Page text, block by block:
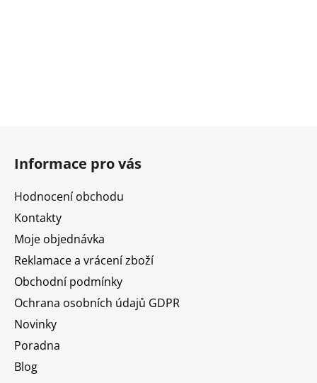
Informace pro vás
Hodnocení obchodu
Kontakty
Moje objednávka
Reklamace a vrácení zboží
Obchodní podmínky
Ochrana osobních údajů GDPR
Novinky
Poradna
Blog